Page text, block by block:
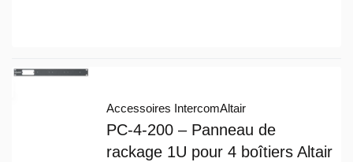
Accessoires IntercomAltair
PC-4-200 – Panneau de
rackage 1U pour 4 boîtiers Altair